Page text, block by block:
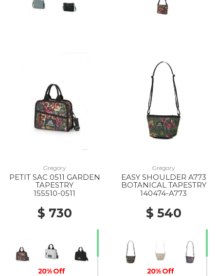
Gregory
PETIT SAC 0511 GARDEN
TAPESTRY
155510-0511
$ 730
20% Off
Gregory
EASY SHOULDER A773
BOTANICAL TAPESTRY
140474-A773
$ 540
20% Off